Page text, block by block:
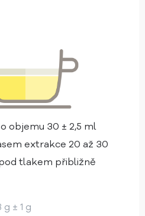
objemu 30 ± 2,5 ml
extrakce 20 až 30
tlakem přibližně
g ± 1 g